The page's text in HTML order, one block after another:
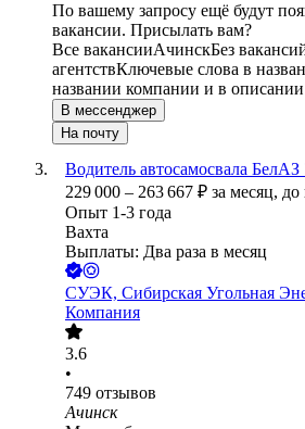
По вашему запросу ещё будут
вакансии. Присылать вам?
Все вакансииАчинскБез
агентствКлючевые слова в
названии компании и в
В мессенджер
На почту
Водитель автосамосвала БелАЗ
229 000 – 263 667 ₽ за месяц, до
Опыт 1-3 года
Вахта
Выплаты: Два раза в месяц
СУЭК, Сибирская Угольная
Компания
3.6
•
749 отзывов
Ачинск